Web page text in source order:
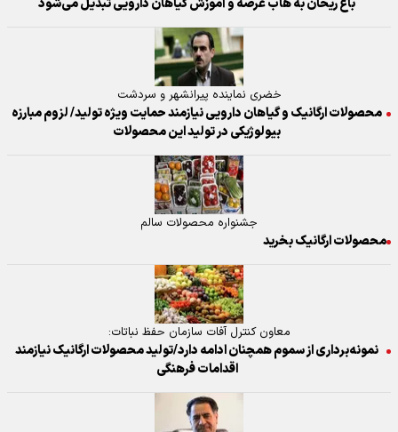
خضری نماینده پیرانشهر و سردشت
محصولات ارگانیک و گیاهان دارویی نیازمند حمایت ویژه تولید/ لزوم مبارزه
بیولوژیکی در تولید این محصولات
جشنواره محصولات سالم
محصولات ارگانیک بخرید
معاون کنترل آفات سازمان حفظ نباتات:
نمونه‌برداری از سموم همچنان ادامه دارد/تولید محصولات ارگانیک نیازمند
اقدامات فرهنگی